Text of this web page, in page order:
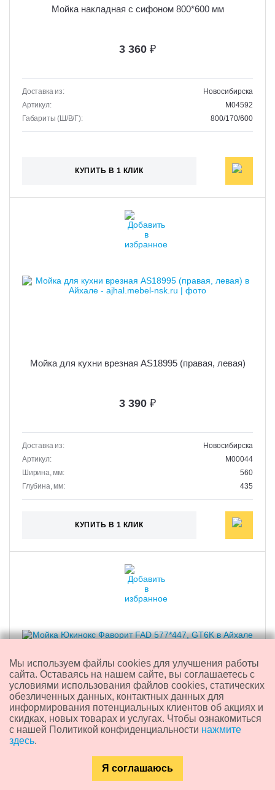
Мойка накладная с сифоном 800*600 мм
3 360 ₽
Доставка из:
Новосибирска
Артикул:
M04592
Габариты (Ш/В/Г):
800/170/600
КУПИТЬ В 1 КЛИК
Мойка для кухни врезная AS18995 (правая, левая)
3 390 ₽
Доставка из:
Новосибирска
Артикул:
M00044
Ширина, мм:
560
Глубина, мм:
435
КУПИТЬ В 1 КЛИК
Мойка "Юкинокс Фаворит" FAD 577*447, GT6K
3 610₽
Каталог Контакты
Мы используем файлы cookies для улучшения работы
сайта. Оставаясь на нашем сайте, вы соглашаетесь с
условиями использования файлов cookies, статических
обезличенных данных, контактных данных для
информирования потенциальных клиентов об акциях и
скидках, новых товарах и услугах. Чтобы ознакомиться
с нашей Политикой конфиденциальности нажмите
здесь.
Я соглашаюсь